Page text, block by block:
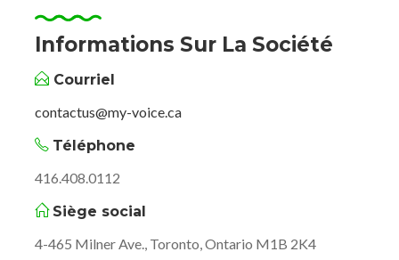
Informations Sur La Société
Courriel
contactus@my-voice.ca
Téléphone
416.408.0112
Siège social
4-465 Milner Ave., Toronto, Ontario M1B 2K4